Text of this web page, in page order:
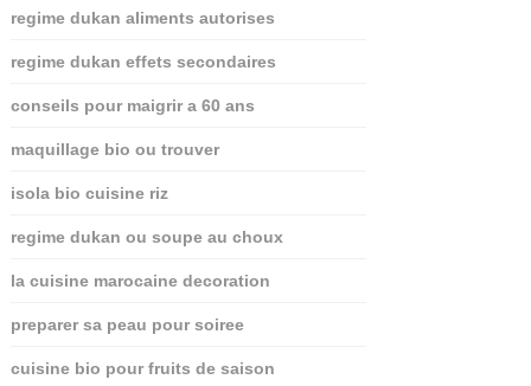
regime dukan aliments autorises
regime dukan effets secondaires
conseils pour maigrir a 60 ans
maquillage bio ou trouver
isola bio cuisine riz
regime dukan ou soupe au choux
la cuisine marocaine decoration
preparer sa peau pour soiree
cuisine bio pour fruits de saison